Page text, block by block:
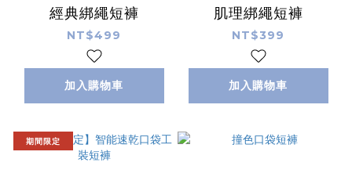
經典綁繩短褲
NT$499
加入購物車
肌理綁繩短褲
NT$399
加入購物車
期間限定